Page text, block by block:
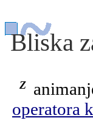
Bliska
operatora